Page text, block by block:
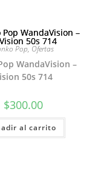
Pop, Ofertas
WandaVision –
50s 714
$300.00
al carrito